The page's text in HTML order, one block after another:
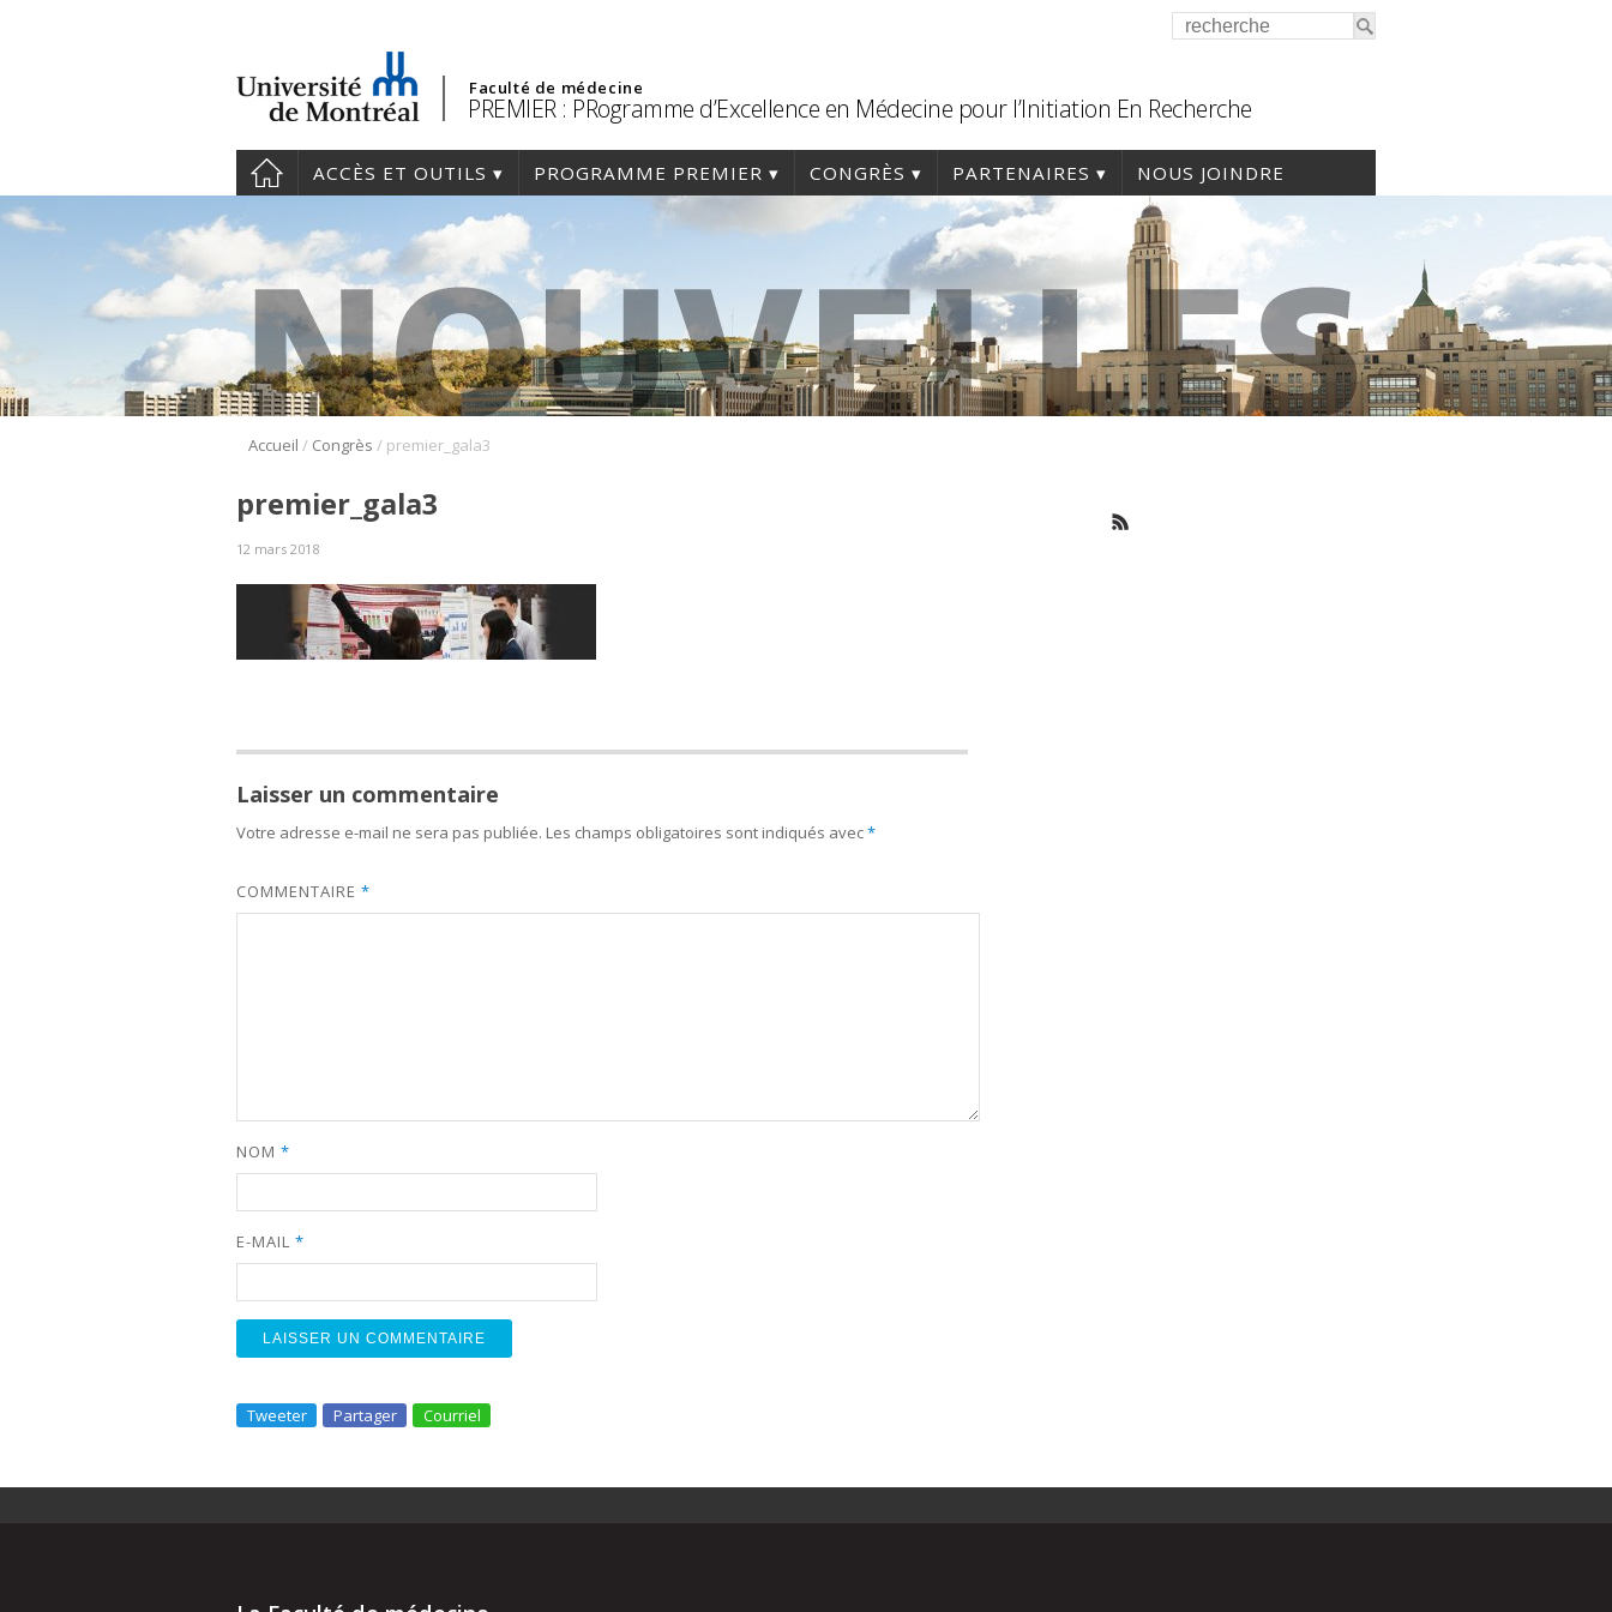
Faculté de médecine
PREMIER : PRogramme d’Excellence en Médecine pour l’Initiation En Recherche
ACCÈS ET OUTILS PROGRAMME PREMIER CONGRÈS PARTENAIRES NOUS JOINDRE
Accueil / Congrès / premier_gala3
premier_gala3
12 mars 2018
Laisser un commentaire
Votre adresse e-mail ne sera pas publiée. Les champs obligatoires sont indiqués avec*
COMMENTAIRE *
NOM *
E-MAIL *
Tweeter Partager Courriel